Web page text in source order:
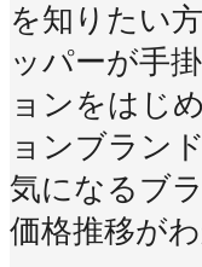
を知りたい
ッパーが手
ョンをはじ
ョンブラン
気になるブ
価格推移が